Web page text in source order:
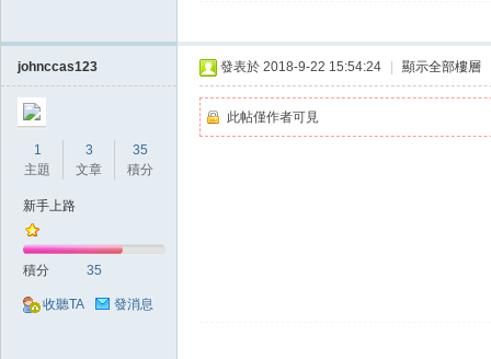
johnccas123
1
主題
3
文章
35
積分
新手上路
積分 35
收聽TA 發消息
發表於 2018-9-22 15:54:24 顯示全部樓層
此帖僅作者可見